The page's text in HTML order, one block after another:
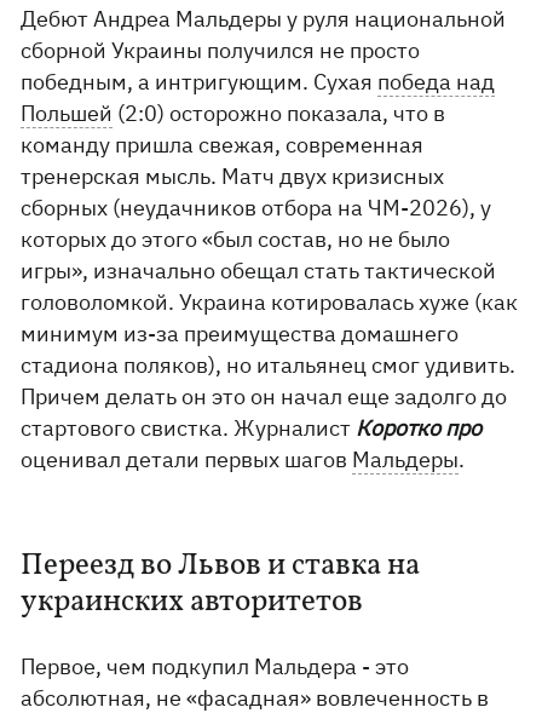
Дебют Андреа Мальдеры у руля национальной
сборной Украины получился не просто
победным, а интригующим. Сухая победа над
Польшей (2:0) осторожно показала, что в
команду пришла свежая, современная
тренерская мысль. Матч двух кризисных
сборных (неудачников отбора на ЧМ-2026), у
которых до этого «был состав, но не было
игры», изначально обещал стать тактической
головоломкой. Украина котировалась хуже (как
минимум из-за преимущества домашнего
стадиона поляков), но итальянец смог удивить.
Причем делать он это он начал еще задолго до
стартового свистка. Журналист Коротко про
оценивал детали первых шагов Мальдеры.
Переезд во Львов и ставка на
украинских авторитетов
Первое, чем подкупил Мальдера - это
абсолютная, не «фасадная» вовлеченность в